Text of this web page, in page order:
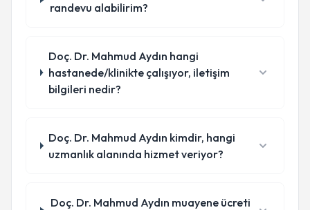
randevu alabilirim?
Doç. Dr. Mahmud Aydın hangi
hastanede/klinikte çalışıyor, iletişim
bilgileri nedir?
Doç. Dr. Mahmud Aydın kimdir, hangi
uzmanlık alanında hizmet veriyor?
Doç. Dr. Mahmud Aydın muayene ücreti